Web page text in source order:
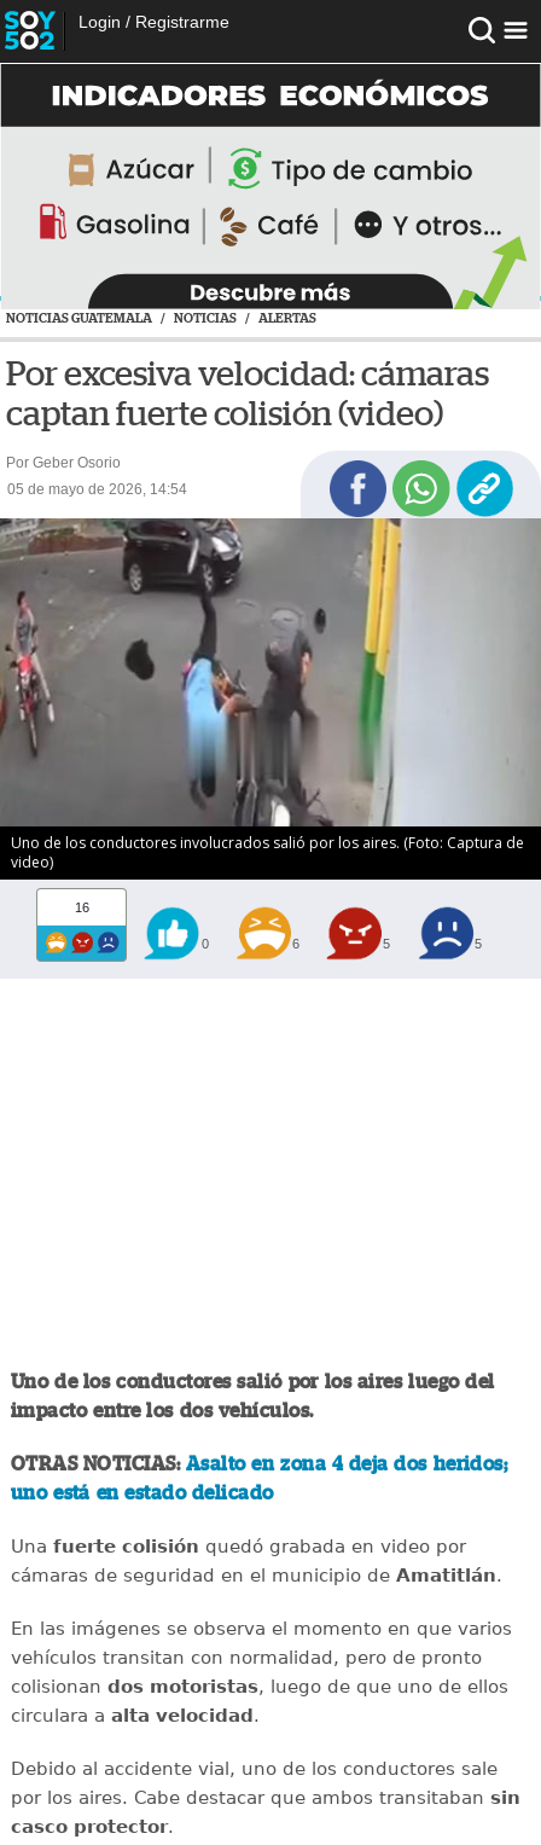
Login / Registrarme
NOTICIAS GUATEMALA / NOTICIAS / ALERTAS
Por excesiva velocidad: cámaras
captan fuerte colisión (video)
Por Geber Osorio
05 de mayo de 2026, 14:54
Uno de los conductores involucrados salió por los aires. (Foto: Captura de
video)
16
0 6 5 5
Uno de los conductores salió por los aires luego del
impacto entre los dos vehículos.
OTRAS NOTICIAS: Asalto en zona 4 deja dos heridos;
uno está en estado delicado
Una fuerte colisión quedó grabada en video por
cámaras de seguridad en el municipio de Amatitlán.
En las imágenes se observa el momento en que varios
vehículos transitan con normalidad, pero de pronto
colisionan dos motoristas, luego de que uno de ellos
circulara a alta velocidad.
Debido al accidente vial, uno de los conductores sale
por los aires. Cabe destacar que ambos transitaban sin
casco protector.